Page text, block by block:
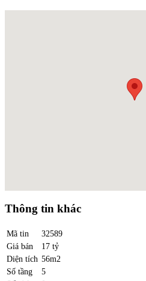
Thông tin khác
Mã tin
32589
Giá bán
17 tỷ
Diện tích 56m2
Số tầng
5